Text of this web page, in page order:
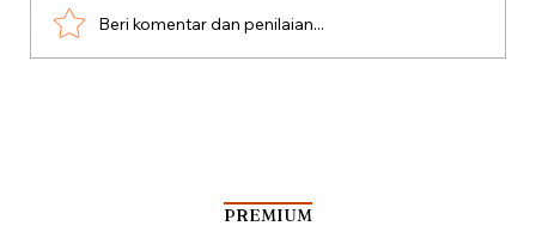
Beri komentar dan penilaian...
PREMIUM